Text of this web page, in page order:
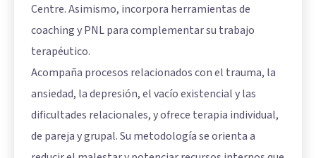
Centre. Asimismo, incorpora herramientas de
coaching y PNL para complementar su trabajo
terapéutico.
Acompaña procesos relacionados con el trauma, la
ansiedad, la depresión, el vacío existencial y las
dificultades relacionales, y ofrece terapia individual,
de pareja y grupal. Su metodología se orienta a